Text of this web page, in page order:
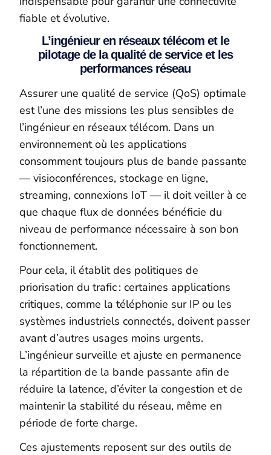
fiable et évolutive.
L’ingénieur en réseaux télécom et le
pilotage de la qualité de service et les
performances réseau
Assurer une qualité de service (QoS) optimale
est l’une des missions les plus sensibles de
l’ingénieur en réseaux télécom. Dans un
environnement où les applications
consomment toujours plus de bande passante
— visioconférences, stockage en ligne,
streaming, connexions IoT — il doit veiller à ce
que chaque flux de données bénéficie du
niveau de performance nécessaire à son bon
fonctionnement.
Pour cela, il établit des politiques de
priorisation du trafic : certaines applications
critiques, comme la téléphonie sur IP ou les
systèmes industriels connectés, doivent passer
avant d’autres usages moins urgents.
L’ingénieur surveille et ajuste en permanence
la répartition de la bande passante afin de
réduire la latence, d’éviter la congestion et de
maintenir la stabilité du réseau, même en
période de forte charge.
Ces ajustements reposent sur des outils de